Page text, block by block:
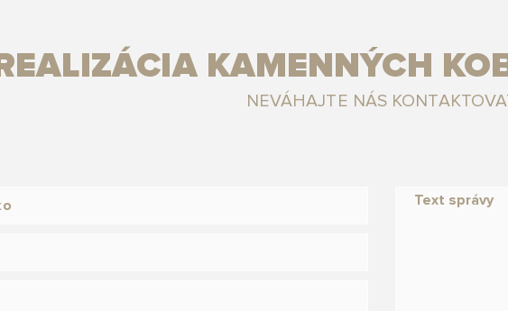
REALIZÁCIA KAMENNÝCH
NEVÁHAJTE NÁS